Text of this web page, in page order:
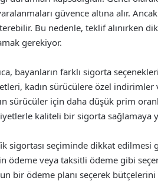
güvence altına alır.
Bu nedenle, teklif alınırken
gerekiyor.
bayanların farklı sigorta
kadın sürücülere özel
sürücüler için daha düşük prim
kaliteli bir sigorta sağlamaya
sigortası seçiminde dikkat edilmesi
ödeme veya taksitli ödeme gibi
bir ödeme planı seçerek